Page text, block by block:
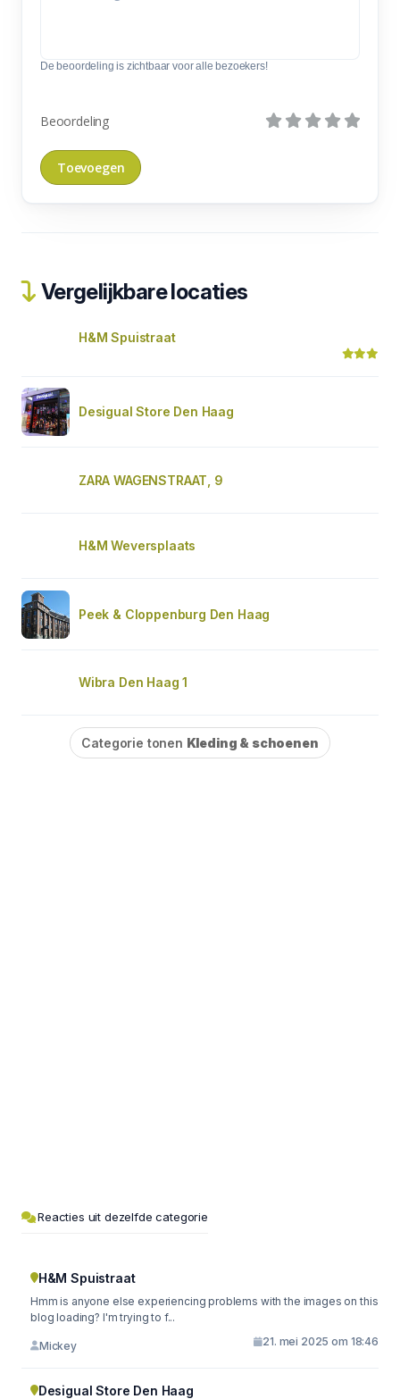
De beoordeling is zichtbaar voor alle bezoekers!
Beoordeling
Vergelijkbare locaties
H&M Spuistraat
Desigual Store Den Haag
ZARA WAGENSTRAAT, 9
H&M Weversplaats
Peek & Cloppenburg Den Haag
Wibra Den Haag 1
Categorie tonen Kleding & schoenen
Reacties uit dezelfde categorie
H&M Spuistraat
Hmm is anyone else experiencing problems with the images on this
blog loading? I'm trying to f...
Mickey 21. mei 2025 om 18:46
Desigual Store Den Haag